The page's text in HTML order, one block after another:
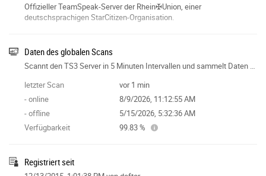
Offizieller TeamSpeak-Server der Rhein✠Union, einer
deutschsprachigen StarCitizen-Organisation.
Daten des globalen Scans
letzter Scan
vor 1 min
- online
8/9/2026, 11:12:55 AM
- offline
5/15/2026, 5:32:36 AM
Verfügbarkeit
99.83 %
Registriert seit